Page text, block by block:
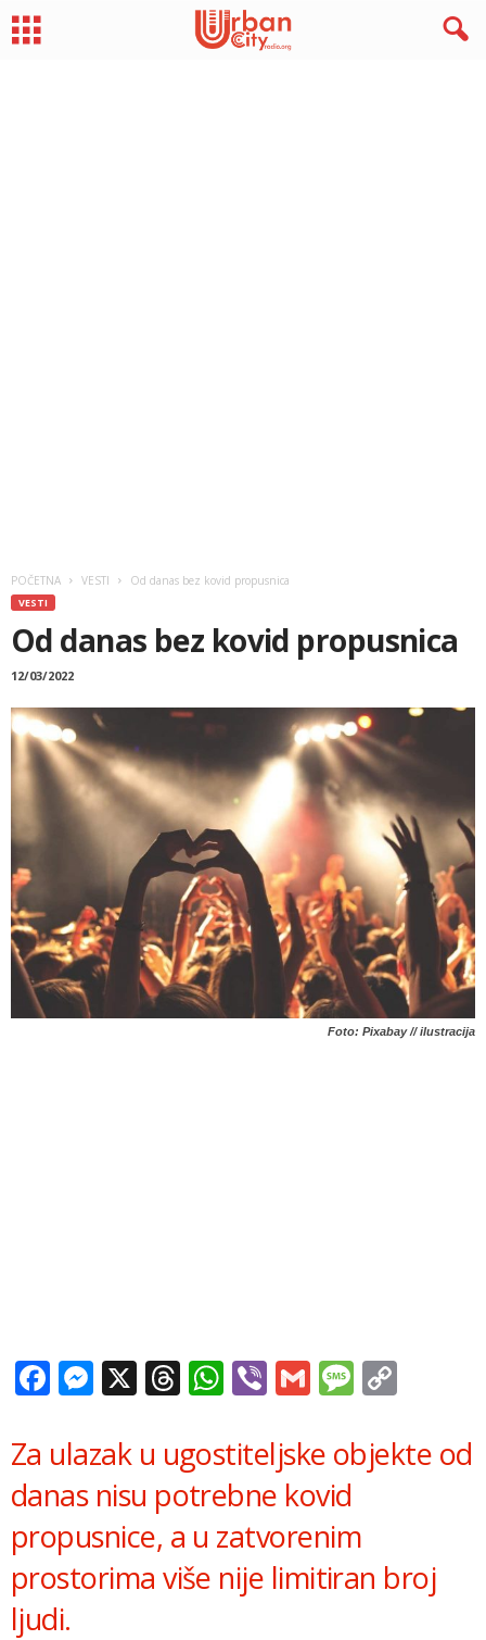
POČETNA VESTI Od danas bez kovid propusnica
VESTI
Od danas bez kovid propusnica
12/03/2022
Foto: Pixabay // ilustracija
Facebook
Messenger
X Threads
WhatsApp
ViberGmail
Za ulazak u ugostiteljske objekte od
danas nisu potrebne kovid
propusnice, a u zatvorenim
prostorima više nije limitiran broj
ljudi.